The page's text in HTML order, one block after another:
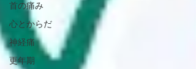
首の痛み
心とからだ
神経痛
更年期